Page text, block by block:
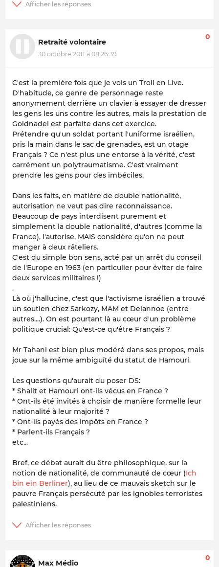
Retraité volontaire
30 octobre 2011 à 08:26:39
0
C'est la première fois que je vois un Troll en Live.
D'habitude, ce genre de personnage reste
anonymement derrière un clavier à essayer de dresser
les gens les uns contre les autres, mais la prestation de
Goldnadel est parfaite dans cet exercice.
Prétendre qu'un soldat portant l'uniforme israélien,
pris la main dans le sac de grenades, est un otage
Français ? Ce n'est plus une entorse à la vérité, c'est
carrément un polytraumatisme. C'est vraiment
prendre les gens pour des imbéciles.
Dans les faits, en matière de double nationalité,
autorisation ne veut pas dire reconnaissance.
Beaucoup de pays interdisent purement et
simplement la double nationalité, d'autres (comme la
France), l'autorise, MAIS considère qu'on ne peut
manger à deux râteliers.
C'est du simple bon sens, acté par un arrêt du conseil
de l'Europe en 1963 (en particulier pour éviter de faire
deux services militaires !)
.
Là où j'hallucine, c'est que l'activisme israélien a trouvé
un soutien chez Sarkozy, MAM et Delannoë (entre
autres....). On est pourtant là au cœur d'un problème
politique crucial: Qu'est-ce qu'être Français ?
Mr Tahani est bien plus modéré dans ses propos, mais
joue sur la même ambiguïté du statut de Hamouri.
Les questions qu'aurait du poser DS:
* Shalit et Hamouri ont-ils vécus en France ?
* Ont-ils été invités à choisir de manière formelle leur
nationalité à leur majorité ?
* Ont-ils payés des impôts en France ?
* Parlent-ils Français ?
etc...
Bref, ce débat aurait du être philosophique, sur la
notion de nationalité, de communauté de cœur (Ich
bin ein Berliner), au lieu de ce mauvais sketch sur le
pauvre Français persécuté par les ignobles terroristes
palestiniens.
Max Médio
0